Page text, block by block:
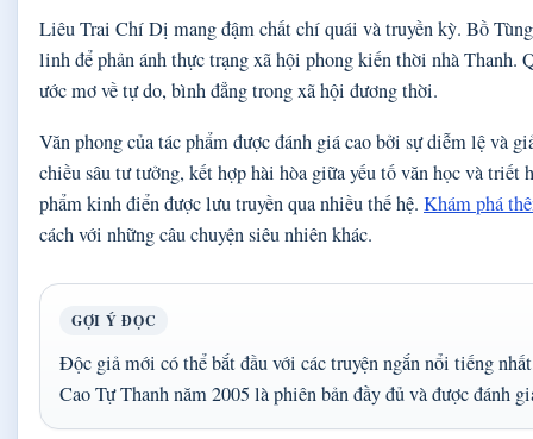
Liêu Trai Chí Dị mang đậm chất chí quái và truyền kỳ. Bồ
linh để phản ánh thực trạng xã hội phong kiến thời nhà Thanh.
ước mơ về tự do, bình đẳng trong xã hội đương thời.
Văn phong của tác phẩm được đánh giá cao bởi sự diễm lệ và
chiều sâu tư tưởng, kết hợp hài hòa giữa yếu tố văn học và
phẩm kinh điển được lưu truyền qua nhiều thế hệ. Khám phá
cách với những câu chuyện siêu nhiên khác.
GỢI Ý ĐỌC
Độc giả mới có thể bắt đầu với các truyện ngắn nổi tiếng
Cao Tự Thanh năm 2005 là phiên bản đầy đủ và được đánh